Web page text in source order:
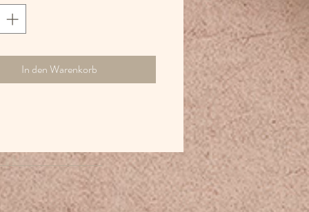
in Portugal und
zertifiziert.
100x140 cm
In den Warenkorb